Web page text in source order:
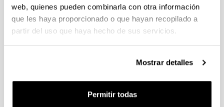
web, quienes pueden combinarla con otra información
que les haya proporcionado o que hayan recopilado a
partir del uso que haya hecho de sus servicios.
Mostrar detalles
Permitir todas